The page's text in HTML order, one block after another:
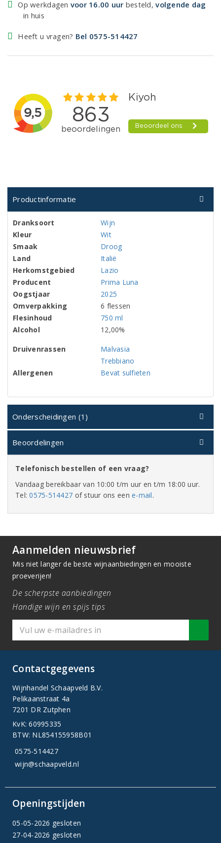
Op werkdagen voor 16.00 uur besteld,volgende dag
in huis
Heeft u vragen? Bel 0575-514427
Productinformatie
Dranksoort
Wijn
Kleur
Wit
Smaak
Droog
Land
Italië
Herkomstgebied
Lazio
Producent
Prima Luna
Oogstjaar
2025
Omverpakking
6 flessen
Flesinhoud
750 ml
Alcohol
12,00%
Druivenrassen
Malvasia
Trebbiano
Allergenen
Bevat sulfieten
Onderscheidingen (1)
Beoordelingen
Telefonisch bestellen of een vraag?
Vandaag bereikbaar van 10:00 t/m uur en t/m 18:00 uur.
Tel:0575-514427 of stuur ons eene-mail.
Aanmelden nieuwsbrief
Mis niet langer de beste wijnaanbiedingen en mooiste
proeverijen!
De scherpste aanbiedingen
Handige wijn en spijs tips
Contactgegevens
Wijnhandel Schaapveld B.V.
Pelikaanstraat 4a
7201 DR Zutphen
KvK: 60995335
BTW: NL854155958B01
0575-514427
wijn@schaapveld.nl
Openingstijden
05-05-2026 gesloten
27-04-2026 gesloten